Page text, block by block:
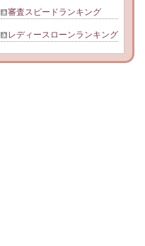
審査スピードランキング
レディースローンランキング